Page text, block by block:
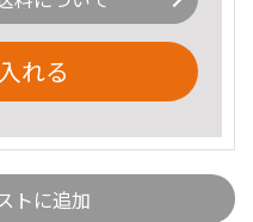
れる
トに追加